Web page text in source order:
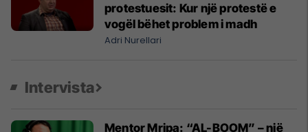
protestuesit: Kur një protestë e
vogël bëhet problem i madh
Adri Nurellari
Intervista
Mentor Mripa: “AL-BOOM” – një